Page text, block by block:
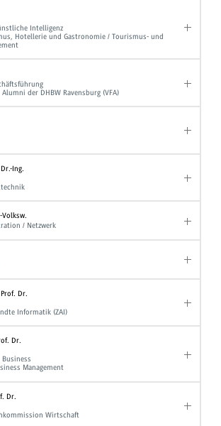
Intelligenz
Hotellerie und Gastronomie / Tourismus- und
der DHBW Ravensburg (VFA)
Ing.
/ Netzwerk
Dr.
Informatik (ZAI)
Dr.
Management
Dr.
Wirtschaft